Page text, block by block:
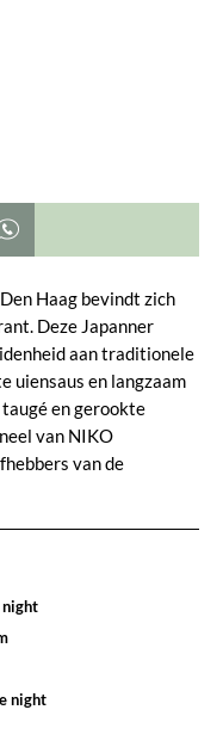
pinterest
Haag bevindt zich
Deze Japanner
aan traditionele
uiensaus en langzaam
en gerookte
van NIKO
van de
night
night